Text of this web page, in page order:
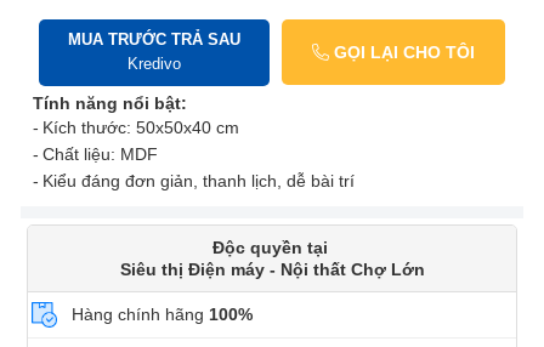
MUA TRƯỚC TRẢ SAU
Kredivo
GỌI LẠI CHO TÔI
Tính năng nổi bật:
Kích thước: 50x50x40 cm
Chất liệu: MDF
Kiểu đáng đơn giản, thanh lịch, dễ bài trí
Độc quyền tại
Siêu thị Điện máy - Nội thất Chợ Lớn
Hàng chính hãng 100%